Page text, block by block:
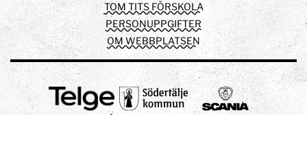
TOM TITS FÖRSKOLA
PERSONUPPGIFTER
OM WEBBPLATSEN